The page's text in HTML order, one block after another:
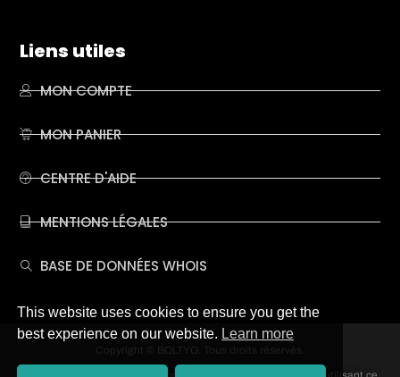
Liens utiles
MON COMPTE
MON PANIER
CENTRE D'AIDE
MENTIONS LÉGALES
BASE DE DONNÉES WHOIS
Copyright © BOLTYO. Tous droits réservés.
This website uses cookies to ensure you get the
best experience on our website. Learn more